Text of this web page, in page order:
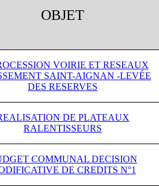
OBJET
VOIRIE ET RESEAUX
SAINT-AIGNAN -LEVÉE
DES RESERVES
DE PLATEAUX
RALENTISSEURS
COMMUNAL DECISION
DE CREDITS N°1